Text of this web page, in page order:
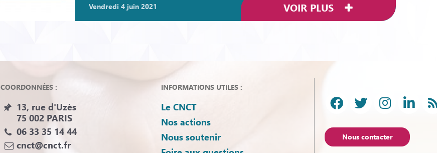
vendredi 4 juin 2021 VOIR PLUS
COORDONNÉES :
13, rue d'Uzès
75 002 PARIS
06 33 35 14 44
cnct@cnct.fr
INFORMATIONS UTILES :
Le CNCT
Nos actions
Nous soutenir
Nous contacter